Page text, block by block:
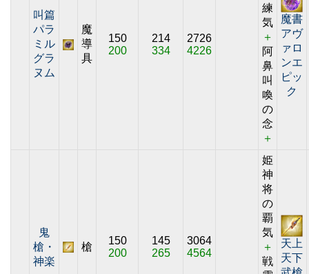
叫篇
パラ
ミル
グラ
ヌム
魔
導
具
150
200
214
334
2726
4226
練
気
＋
阿
鼻
叫
喚
の
念
＋
魔書
アヴ
ァロ
ンエ
ピッ
ク
鬼
槍・
神楽
槍
150
200
145
265
3064
4564
姫
神
将
の
覇
気
＋
戦
天上
天下